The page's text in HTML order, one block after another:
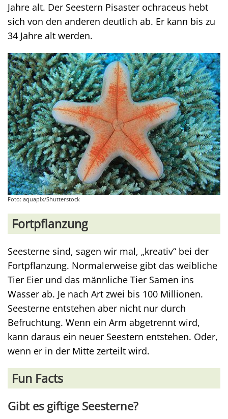
Jahre alt. Der Seestern Pisaster ochraceus hebt
sich von den anderen deutlich ab. Er kann bis zu
34 Jahre alt werden.
Foto: aquapix/Shutterstock
Fortpflanzung
Seesterne sind, sagen wir mal, „kreativ“ bei der
Fortpflanzung. Normalerweise gibt das weibliche
Tier Eier und das männliche Tier Samen ins
Wasser ab. Je nach Art zwei bis 100 Millionen.
Seesterne entstehen aber nicht nur durch
Befruchtung. Wenn ein Arm abgetrennt wird,
kann daraus ein neuer Seestern entstehen. Oder,
wenn er in der Mitte zerteilt wird.
Fun Facts
Gibt es giftige Seesterne?